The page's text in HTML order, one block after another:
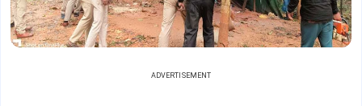
ADVERTISEMENT